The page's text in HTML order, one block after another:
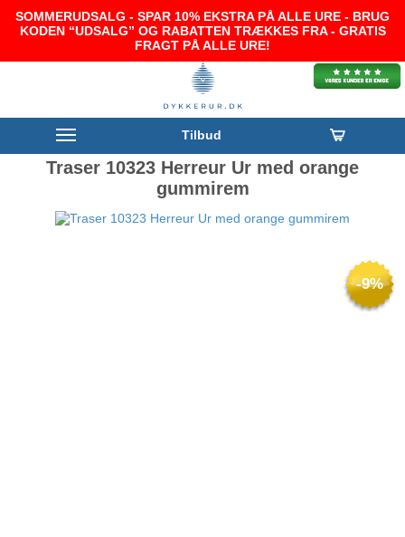
SOMMERUDSALG - SPAR 10% EKSTRA PÅ ALLE URE - BRUG
KODEN “UDSALG” OG RABATTEN TRÆKKES FRA - GRATIS
FRAGT PÅ ALLE URE!
Tilbud
Traser 10323 Herreur Ur med orange
gummirem
-9%